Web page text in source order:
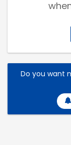
Do you want